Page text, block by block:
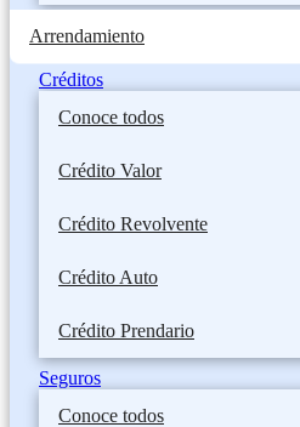
Arrendamiento
Créditos
Conoce todos
Crédito Valor
Crédito Revolvente
Crédito Auto
Crédito Prendario
Seguros
Conoce todos